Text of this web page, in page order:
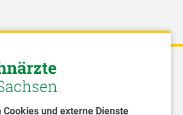
Cookies und externe Dienste
Sachsen